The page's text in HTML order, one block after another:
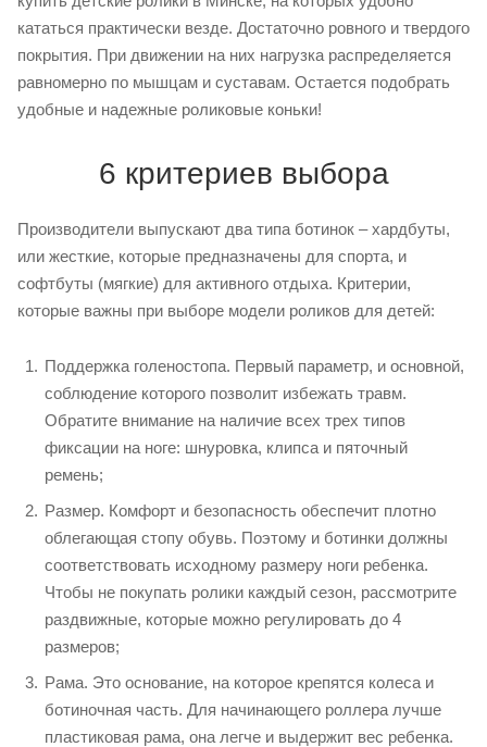
кататься практически везде. Достаточно ровного и твердого
покрытия. При движении на них нагрузка распределяется
равномерно по мышцам и суставам. Остается подобрать
удобные и надежные роликовые коньки!
6 критериев выбора
Производители выпускают два типа ботинок – хардбуты,
или жесткие, которые предназначены для спорта, и
софтбуты (мягкие) для активного отдыха. Критерии,
которые важны при выборе модели роликов для детей:
Поддержка голеностопа. Первый параметр, и основной,
соблюдение которого позволит избежать травм.
Обратите внимание на наличие всех трех типов
фиксации на ноге: шнуровка, клипса и пяточный
ремень;
Размер. Комфорт и безопасность обеспечит плотно
облегающая стопу обувь. Поэтому и ботинки должны
соответствовать исходному размеру ноги ребенка.
Чтобы не покупать ролики каждый сезон, рассмотрите
раздвижные, которые можно регулировать до 4
размеров;
Рама. Это основание, на которое крепятся колеса и
ботиночная часть. Для начинающего роллера лучше
пластиковая рама, она легче и выдержит вес ребенка.